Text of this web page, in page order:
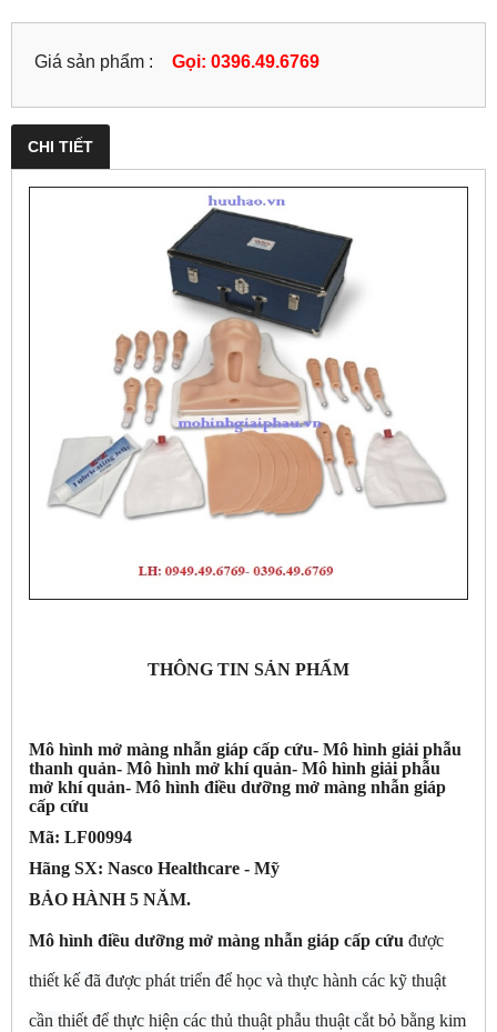
Giá sản phẩm : Gọi: 0396.49.6769
CHI TIẾT
THÔNG TIN SẢN PHẨM
Mô hình mở màng nhẫn giáp cấp cứu- Mô hình giải phẫu
thanh quản- Mô hình mở khí quản- Mô hình giải phẫu
mở khí quản- Mô hình điều dưỡng mở màng nhẫn giáp
cấp cứu
Mã: LF00994
Hãng SX: Nasco Healthcare - Mỹ
BẢO HÀNH 5 NĂM.
Mô hình điều dưỡng mở màng nhẫn giáp cấp cứu được
thiết kế đã được phát triển để học và thực hành các kỹ thuật
cần thiết để thực hiện các thủ thuật phẫu thuật cắt bỏ bằng kim